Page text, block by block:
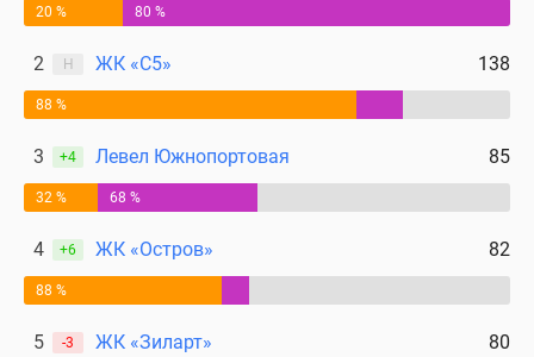
поселки
Коттеджные
поселки
ипотеку
центры
Коттеджи
Скидки
20 % 80 %
2 Н ЖК «С5» 138
88 %
3 +4 Левел Южнопортовая 85
32 % 68 %
4 +6 ЖК «Остров» 82
88 %
5 -3 ЖК «Зиларт» 80